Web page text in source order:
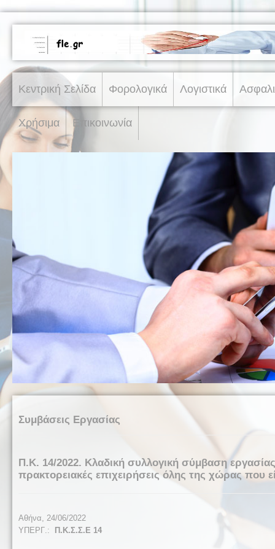
Κεντρική Σελίδα Φορολογικά Λογιστικά
Χρήσιμα Επικοινωνία
Συμβάσεις Εργασίας
Π.Κ. 14/2022. Κλαδική συλλογική σύμβαση
πρακτορειακές επιχειρήσεις όλης της χώρας που
Αθήνα, 24/06/2022
ΥΠΕΡΓ .: Π.Κ.Σ.Σ.Ε 14